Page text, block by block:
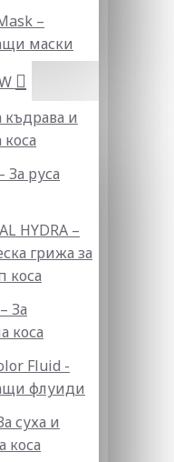
–
маски
къдрава и
За руса
HYDRA –
грижа за
коса
За
коса
Fluid -
флуиди
суха и
коса